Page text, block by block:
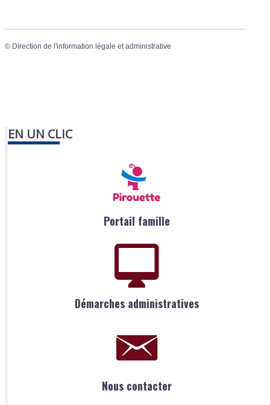
© Direction de l'information légale et administrative
EN UN CLIC
Portail famille
Démarches administratives
Nous contacter